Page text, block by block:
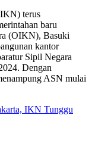
terus
baru
(OIKN), Basuki
kantor
Sipil Negara
Dengan
ASN mulai
IKN Tunggu